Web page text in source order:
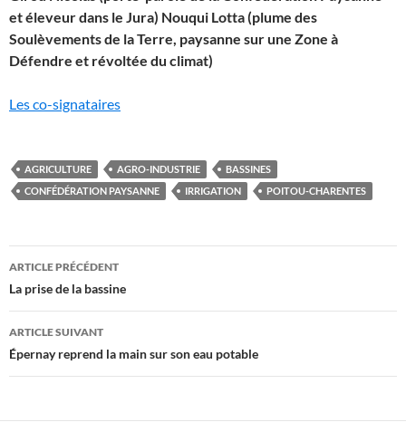
et éleveur dans le Jura) Nouqui Lotta (plume des
Soulèvements de la Terre, paysanne sur une Zone à
Défendre et révoltée du climat)
Les co-signataires
AGRICULTURE AGRO-INDUSTRIE
BASSINES
CONFÉDÉRATION PAYSANNE
IRRIGATION POITOU-CHARENTES
Navigation
des
articles
ARTICLE PRÉCÉDENT
La prise de la bassine
ARTICLE SUIVANT
Épernay reprend la main sur son eau potable